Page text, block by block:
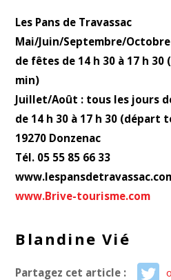
Les Pans de Travassac
Mai/Juin/Septembre/
de fêtes de 14 h 30 à 17 h
min)
Juillet/Août : tous les jours
de 14 h 30 à 17 h 30 (départ
19270 Donzenac
Tél. 05 55 85 66 33
www.Brive-tourisme.com
Blandine Vié
Partagez cet article :